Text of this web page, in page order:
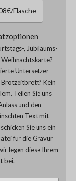
Flasche
, Jubiläums-
Untersetzer
Kein
Teilen Sie uns
und den
Text mit
Sie uns ein
für die Gravur
legen diese Ihrem
bei.